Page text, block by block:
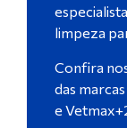
limpeza
Confira
das
e